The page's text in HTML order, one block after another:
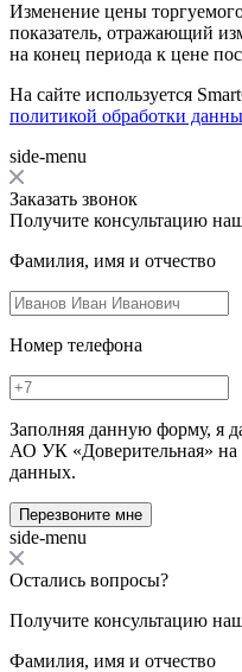
Изменение цены
показатель, отражающий
на конец периода к цене
На сайте используется
политикой обработки
side-menu
Заказать звонок
Получите консультацию
Фамилия, имя и отчество
Номер телефона
Заполняя данную форму, я
АО УК «Доверительная» на
данных.
Перезвоните мне
side-menu
Остались вопросы?
Получите консультацию
Фамилия, имя и отчество